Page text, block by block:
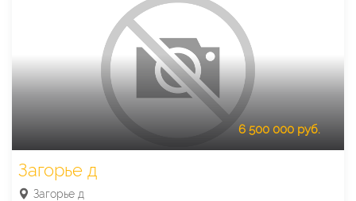
6 500 000 руб.
Загорье д
Загорье д